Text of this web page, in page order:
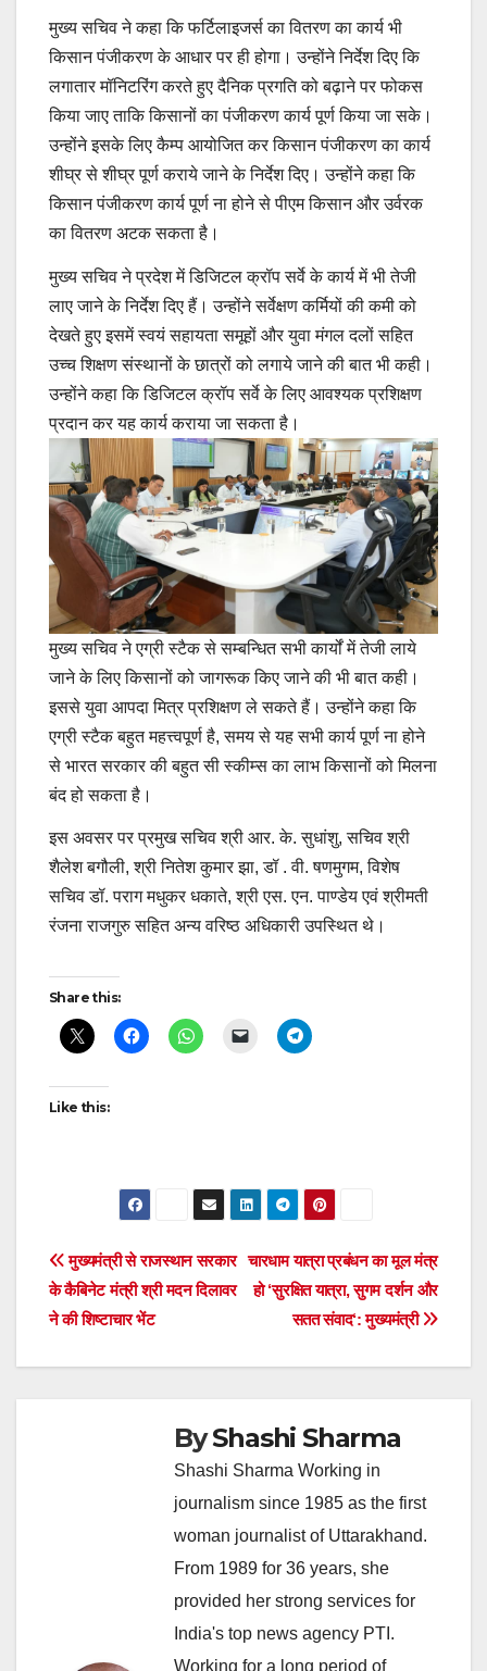
मुख्य सचिव ने कहा कि फर्टिलाइजर्स का वितरण का कार्य भी
किसान पंजीकरण के आधार पर ही होगा। उन्होंने निर्देश दिए कि
लगातार मॉनिटरिंग करते हुए दैनिक प्रगति को बढ़ाने पर फोकस
किया जाए ताकि किसानों का पंजीकरण कार्य पूर्ण किया जा सके।
उन्होंने इसके लिए कैम्प आयोजित कर किसान पंजीकरण का कार्य
शीघ्र से शीघ्र पूर्ण कराये जाने के निर्देश दिए। उन्होंने कहा कि
किसान पंजीकरण कार्य पूर्ण ना होने से पीएम किसान और उर्वरक
का वितरण अटक सकता है।
मुख्य सचिव ने प्रदेश में डिजिटल क्रॉप सर्वे के कार्य में भी तेजी
लाए जाने के निर्देश दिए हैं। उन्होंने सर्वेक्षण कर्मियों की कमी को
देखते हुए इसमें स्वयं सहायता समूहों और युवा मंगल दलों सहित
उच्च शिक्षण संस्थानों के छात्रों को लगाये जाने की बात भी कही।
उन्होंने कहा कि डिजिटल क्रॉप सर्वे के लिए आवश्यक प्रशिक्षण
प्रदान कर यह कार्य कराया जा सकता है।
मुख्य सचिव ने एग्री स्टैक से सम्बन्धित सभी कार्यों में तेजी लाये
जाने के लिए किसानों को जागरूक किए जाने की भी बात कही।
इससे युवा आपदा मित्र प्रशिक्षण ले सकते हैं। उन्होंने कहा कि
एग्री स्टैक बहुत महत्त्वपूर्ण है, समय से यह सभी कार्य पूर्ण ना होने
से भारत सरकार की बहुत सी स्कीम्स का लाभ किसानों को मिलना
बंद हो सकता है।
इस अवसर पर प्रमुख सचिव श्री आर. के. सुधांशु, सचिव श्री
शैलेश बगौली, श्री नितेश कुमार झा, डॉ . वी. षणमुगम, विशेष
सचिव डॉ. पराग मधुकर धकाते, श्री एस. एन. पाण्डेय एवं श्रीमती
रंजना राजगुरु सहित अन्य वरिष्ठ अधिकारी उपस्थित थे।
Post
navigation
Share this:
Like this:
Post
navigation
चारधाम यात्रा प्रबंधन का मूल मंत्र
हो ‘सुरक्षित यात्रा, सुगम दर्शन और
सतत संवाद‘: मुख्यमंत्री
मुख्यमंत्री से राजस्थान सरकार
के कैबिनेट मंत्री श्री मदन दिलावर
ने की शिष्टाचार भेंट
ByShashi Sharma
Shashi Sharma Working in
journalism since 1985 as the first
woman journalist of Uttarakhand.
From 1989 for 36 years, she
provided her strong services for
India's top news agency PTI.
Working for a long period of